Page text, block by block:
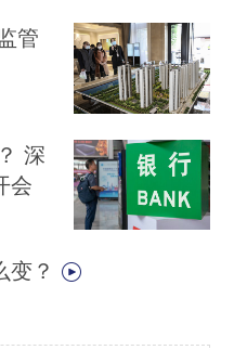
管
深
会
变？